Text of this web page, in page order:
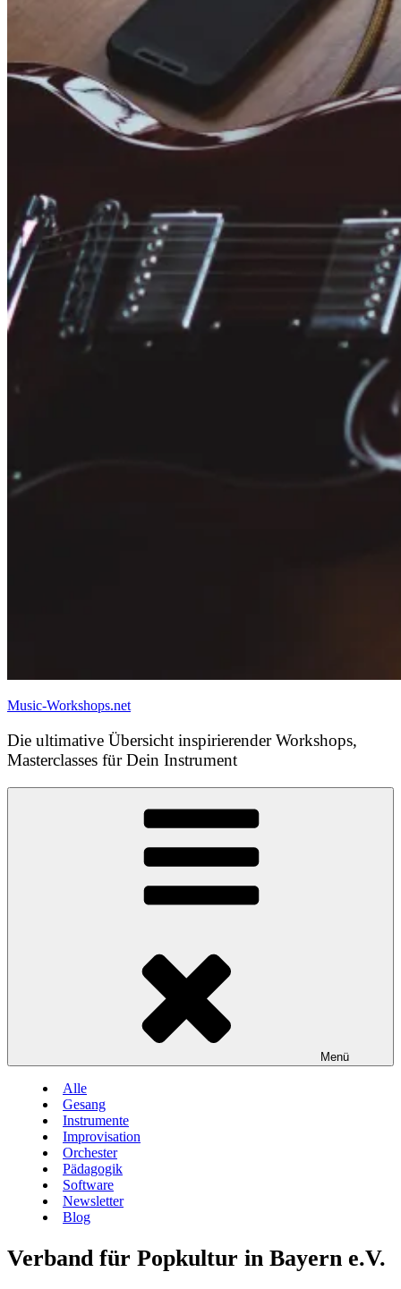
Music-Workshops.net
Die ultimative Übersicht inspirierender Workshops,
Masterclasses für Dein Instrument
Menü
Alle
Gesang
Instrumente
Improvisation
Orchester
Pädagogik
Software
Newsletter
Blog
Verband für Popkultur in Bayern e.V.